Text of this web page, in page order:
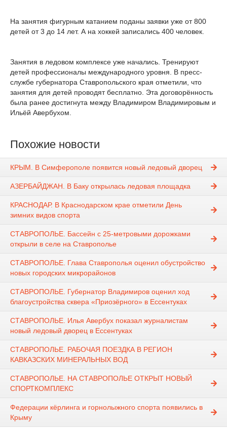
На занятия фигурным катанием поданы заявки уже от 800
детей от 3 до 14 лет. А на хоккей записались 400 человек.
Занятия в ледовом комплексе уже начались. Тренируют
детей профессионалы международного уровня. В пресс-
службе губернатора Ставропольского края отметили, что
занятия для детей проводят бесплатно. Эта договорённость
была ранее достигнута между Владимиром Владимировым и
Ильёй Авербухом.
Похожие новости
КРЫМ. В Симферополе появится новый ледовый дворец
АЗЕРБАЙДЖАН. В Баку открылась ледовая площадка
КРАСНОДАР. В Краснодарском крае отметили День
зимних видов спорта
СТАВРОПОЛЬЕ. Бассейн с 25-метровыми дорожками
открыли в селе на Ставрополье
СТАВРОПОЛЬЕ. Глава Ставрополья оценил обустройство
новых городских микрорайонов
СТАВРОПОЛЬЕ. Губернатор Владимиров оценил ход
благоустройства сквера «Приозёрного» в Ессентуках
СТАВРОПОЛЬЕ. Илья Авербух показал журналистам
новый ледовый дворец в Ессентуках
СТАВРОПОЛЬЕ. РАБОЧАЯ ПОЕЗДКА В РЕГИОН
КАВКАЗСКИХ МИНЕРАЛЬНЫХ ВОД
СТАВРОПОЛЬЕ. НА СТАВРОПОЛЬЕ ОТКРЫТ НОВЫЙ
СПОРТКОМПЛЕКС
Федерации кёрлинга и горнолыжного спорта появились в
Крыму